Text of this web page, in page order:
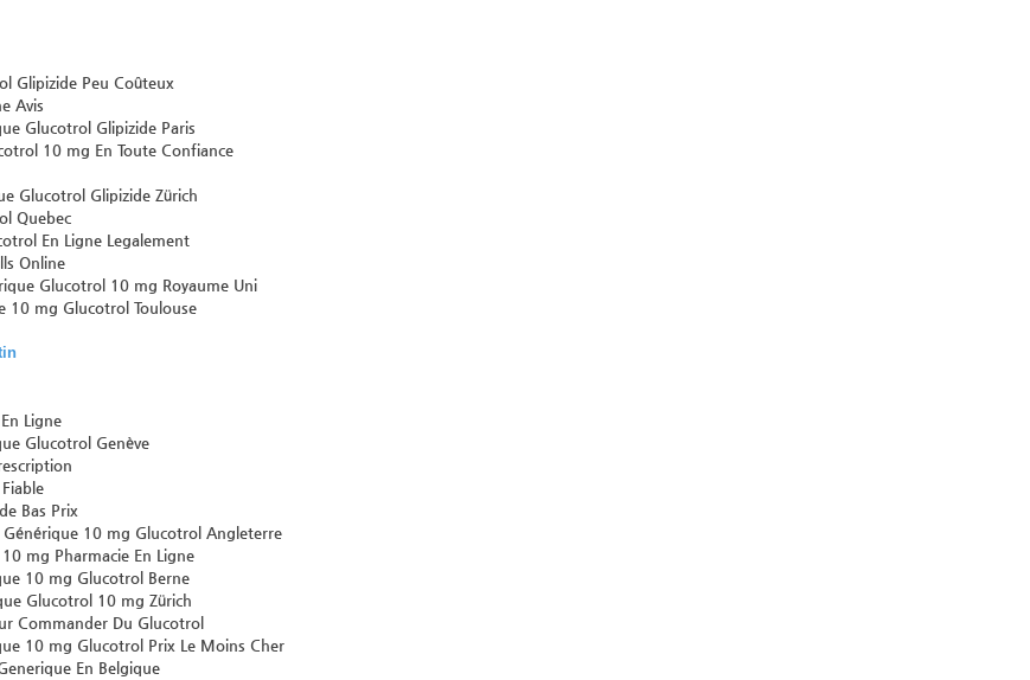
Glipizide Peu Coûteux
Avis
Glucotrol Glipizide Paris
10 mg En Toute Confiance
Glucotrol Glipizide Zürich
Quebec
En Ligne Legalement
Online
Glucotrol 10 mg Royaume Uni
10 mg Glucotrol Toulouse
Ligne
Glucotrol Genève
Bas Prix
10 mg Glucotrol Angleterre
mg Pharmacie En Ligne
10 mg Glucotrol Berne
Glucotrol 10 mg Zürich
Commander Du Glucotrol
10 mg Glucotrol Prix Le Moins Cher
En Belgique